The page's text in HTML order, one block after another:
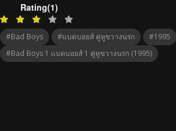
Rating(1)
#Bad Boys #แบดบอยส์ คู่หูขวางนรก
#1995
#Bad Boys 1 แบดบอยส์ 1 คู่หูขวางนรก (1995)